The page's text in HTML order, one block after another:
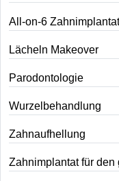
All-on-6
Lächeln Makeover
Parodontologie
Wurzelbehandlung
Zahnaufhellung
Zahnimplantat für den